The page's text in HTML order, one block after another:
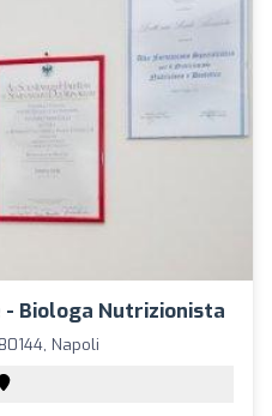
- Biologa Nutrizionista
Napoli